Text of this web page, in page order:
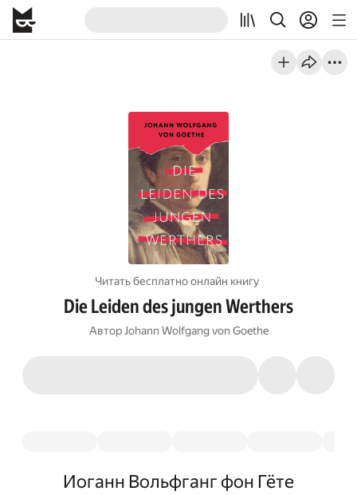
Читать бесплатно онлайн книгу
Die Leiden des jungen Werthers
Автор Johann Wolfgang von Goethe
Иоганн Вольфганг фон Гёте